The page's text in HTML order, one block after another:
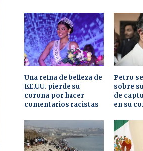
Una reina de belleza de
EE.UU. pierde su
corona por hacer
comentarios racistas
Petro
sobre
de
en su